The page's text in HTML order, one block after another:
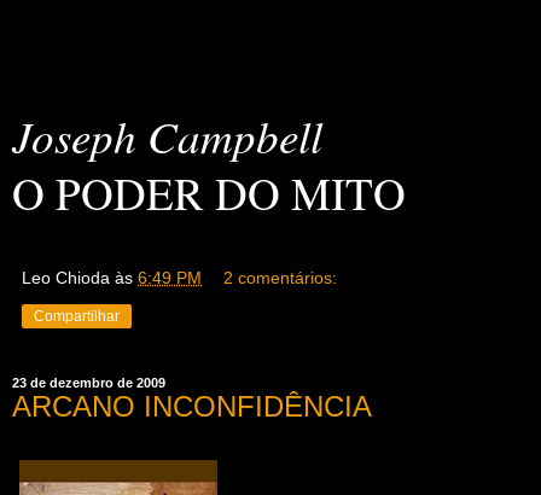
Joseph Campbell
O PODER DO MITO
Leo Chioda às 6:49 PM 2 comentários:
Compartilhar
23 de dezembro de 2009
ARCANO INCONFIDÊNCIA